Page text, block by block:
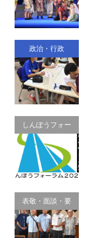
政治・行政
しんぽうフォー
ラム
表敬・面談・要
請